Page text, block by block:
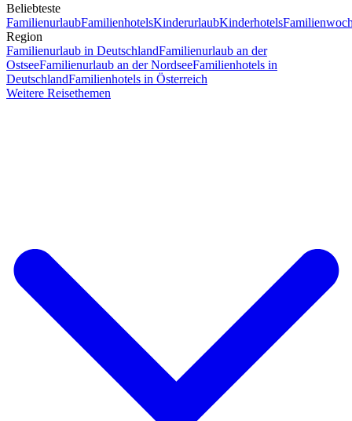
Beliebteste
FamilienurlaubFamilienhotelsKinderurlaubKinderhotels
Region
Familienurlaub in DeutschlandFamilienurlaub an der
OstseeFamilienurlaub an der NordseeFamilienhotels in
DeutschlandFamilienhotels in Österreich
Weitere Reisethemen